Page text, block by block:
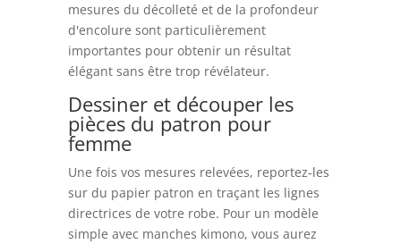
mesures du décolleté et de la profondeur
d'encolure sont particulièrement
importantes pour obtenir un résultat
élégant sans être trop révélateur.
Dessiner et découper les
pièces du patron pour
femme
Une fois vos mesures relevées, reportez-les
sur du papier patron en traçant les lignes
directrices de votre robe. Pour un modèle
simple avec manches kimono, vous aurez